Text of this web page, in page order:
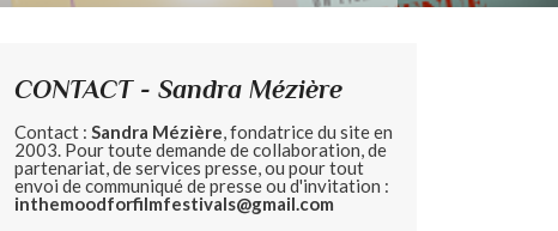
CONTACT - Sandra Mézière
Contact : Sandra Mézière, fondatrice du site en
2003. Pour toute demande de collaboration, de
partenariat, de services presse, ou pour tout
envoi de communiqué de presse ou d'invitation :
inthemoodforfilmfestivals@gmail.com